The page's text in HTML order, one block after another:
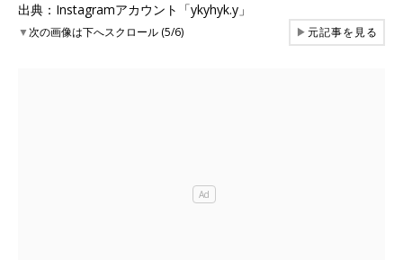
出典：Instagramアカウント「ykyhyk.y」
▼次の画像は下へスクロール (5/6) ▶元記事を見る